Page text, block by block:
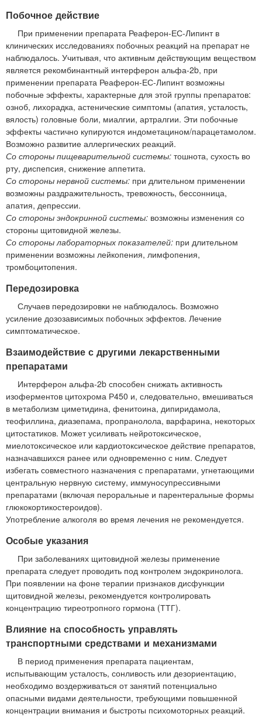
Побочное действие
При применении препарата Реаферон-ЕС-Липинт в
клинических исследованиях побочных реакций на препарат не
наблюдалось. Учитывая, что активным действующим веществом
является рекомбинантный интерферон альфа-2b, при
применении препарата Реаферон-ЕС-Липинт возможны
побочные эффекты, характерные для этой группы препаратов:
озноб, лихорадка, астенические симптомы (апатия, усталость,
вялость) головные боли, миалгии, артралгии. Эти побочные
эффекты частично купируются индометацином/парацетамолом.
Возможно развитие аллергических реакций.
Со стороны пищеварительной системы: тошнота, сухость во
рту, диспепсия, снижение аппетита.
Со стороны нервной системы: при длительном применении
возможны раздражительность, тревожность, бессонница,
апатия, депрессии.
Со стороны эндокринной системы: возможны изменения со
стороны щитовидной железы.
Со стороны лабораторных показателей: при длительном
применении возможны лейкопения, лимфопения,
тромбоцитопения.
Передозировка
Случаев передозировки не наблюдалось. Возможно
усиление дозозависимых побочных эффектов. Лечение
симптоматическое.
Взаимодействие с другими лекарственными
препаратами
Интерферон альфа-2b способен снижать активность
изоферментов цитохрома Р450 и, следовательно, вмешиваться
в метаболизм циметидина, фенитоина, дипиридамола,
теофиллина, диазепама, пропранолола, варфарина, некоторых
цитостатиков. Может усиливать нейротоксическое,
миелотоксическое или кардиотоксическое действие препаратов,
назначавшихся ранее или одновременно с ним. Следует
избегать совместного назначения с препаратами, угнетающими
центральную нервную систему, иммуносупрессивными
препаратами (включая пероральные и парентеральные формы
глюкокортикостероидов).
Употребление алкоголя во время лечения не рекомендуется.
Особые указания
При заболеваниях щитовидной железы применение
препарата следует проводить под контролем эндокринолога.
При появлении на фоне терапии признаков дисфункции
щитовидной железы, рекомендуется контролировать
концентрацию тиреотропного гормона (ТТГ).
Влияние на способность управлять
транспортными средствами и механизмами
В период применения препарата пациентам,
испытывающим усталость, сонливость или дезориентацию,
необходимо воздерживаться от занятий потенциально
опасными видами деятельности, требующими повышенной
концентрации внимания и быстроты психомоторных реакций.